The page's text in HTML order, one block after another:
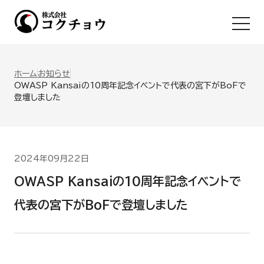
ホーム お知らせ
OWASP Kansaiの10周年記念イベントで代表の宮下がBoFで
登壇しました
2024年09月22日
OWASP Kansaiの10周年記念イベントで
代表の宮下がBoFで登壇しました